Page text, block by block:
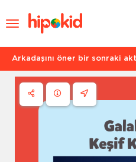
Arkadaşını öner bir sonraki